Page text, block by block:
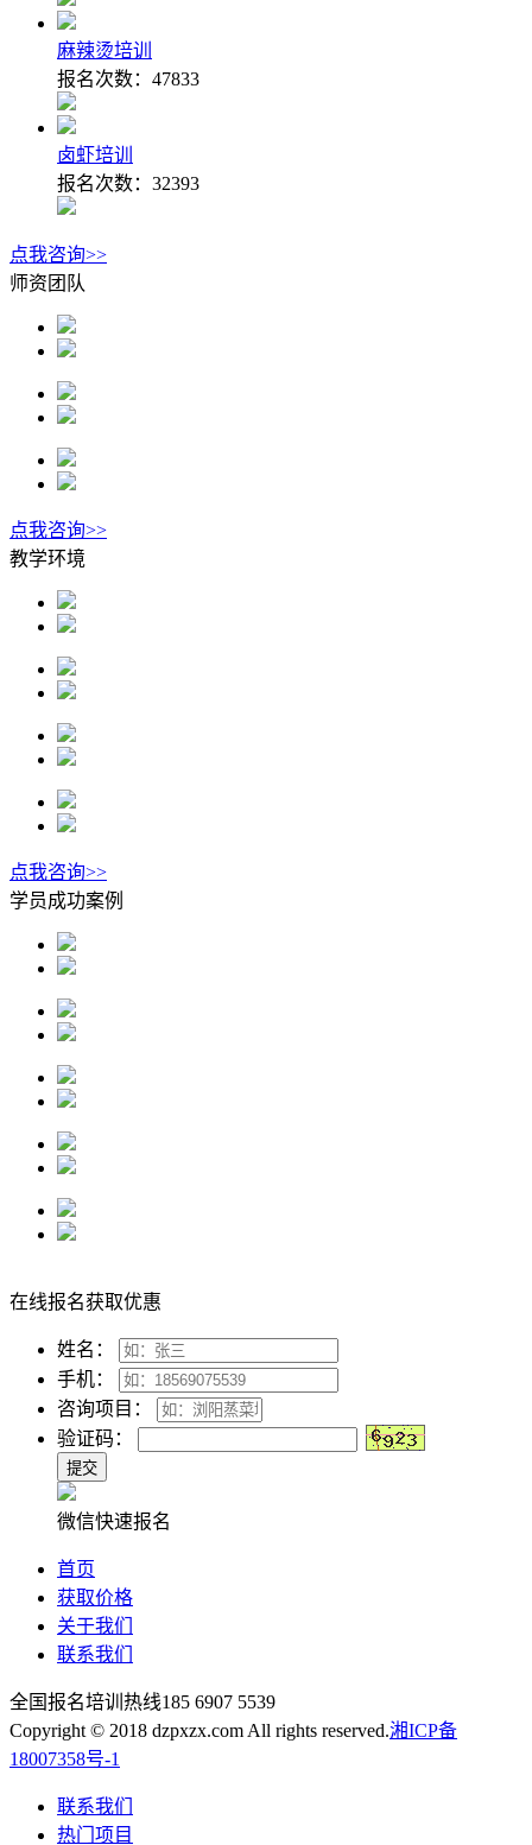
麻辣烫培训
报名次数： 47833
卤虾培训
报名次数： 32393
点我咨询>>
师资团队
点我咨询>>
教学环境
点我咨询>>
学员成功案例
在线报名获取优惠
姓名：
手机：
咨询项目：
验证码：
微信快速报名
首页
获取价格
关于我们
联系我们
全国报名培训热线185 6907 5539
Copyright © 2018 dzpxzx.com All rights reserved.湘ICP备
18007358号-1
联系我们
热门项目